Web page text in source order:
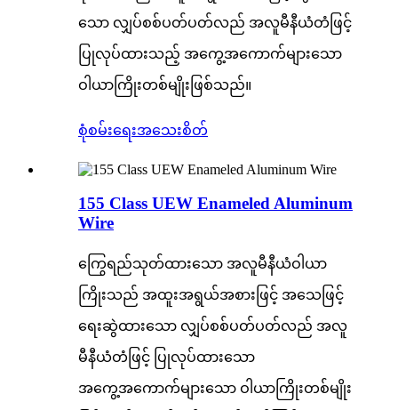
သော လျှပ်စစ်ပတ်ပတ်လည် အလူမီနီယံတံဖြင့်
ပြုလုပ်ထားသည့် အကွေ့အကောက်များသော
ဝါယာကြိုးတစ်မျိုးဖြစ်သည်။
စုံစမ်းရေးအသေးစိတ်
155 Class UEW Enameled Aluminum
Wire
ကြွေရည်သုတ်ထားသော အလူမီနီယံဝါယာ
ကြိုးသည် အထူးအရွယ်အစားဖြင့် အသေဖြင့်
ရေးဆွဲထားသော လျှပ်စစ်ပတ်ပတ်လည် အလူ
မီနီယံတံဖြင့် ပြုလုပ်ထားသော
အကွေ့အကောက်များသော ဝါယာကြိုးတစ်မျိုး